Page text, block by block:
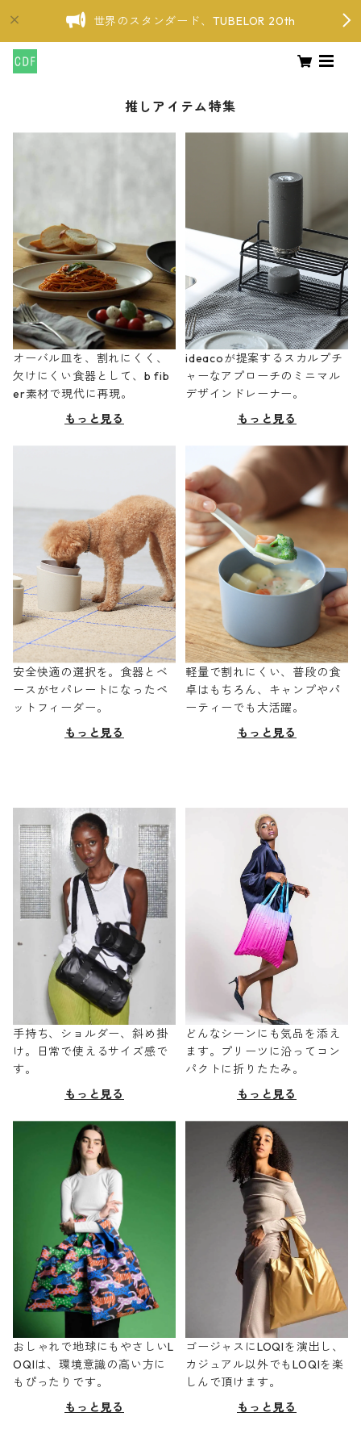
世界のスタンダード、TUBELOR 20th
推しアイテム特集
オーバル皿を、割れにくく、
欠けにくい食器として、b fib
er素材で現代に再現。
もっと見る
ideacoが提案するスカルプチ
ャーなアプローチのミニマル
デザインドレーナー。
もっと見る
安全快適の選択を。食器とベ
ースがセパレートになったペ
ットフィーダー。
もっと見る
軽量で割れにくい、普段の食
卓はもちろん、キャンプやパ
ーティーでも大活躍。
もっと見る
手持ち、ショルダー、斜め掛
け。日常で使えるサイズ感で
す。
もっと見る
どんなシーンにも気品を添え
ます。プリーツに沿ってコン
パクトに折りたたみ。
もっと見る
おしゃれで地球にもやさしいL
OQIは、環境意識の高い方に
もぴったりです。
もっと見る
ゴージャスにLOQIを演出し、
カジュアル以外でもLOQIを楽
しんで頂けます。
もっと見る